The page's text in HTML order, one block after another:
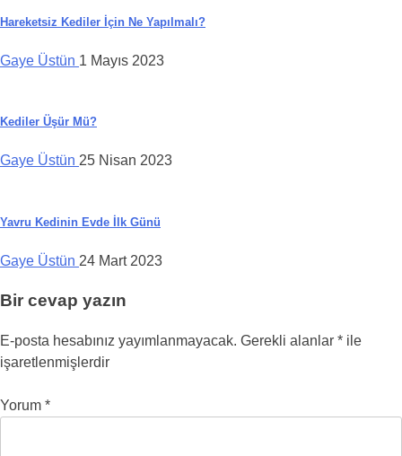
dolaşımı
Hareketsiz Kediler İçin Ne Yapılmalı?
Gaye Üstün 1 Mayıs 2023
Kediler Üşür Mü?
Gaye Üstün 25 Nisan 2023
Yavru Kedinin Evde İlk Günü
Gaye Üstün 24 Mart 2023
Bir cevap yazın
E-posta hesabınız yayımlanmayacak. Gerekli alanlar * ile
işaretlenmişlerdir
Yorum *